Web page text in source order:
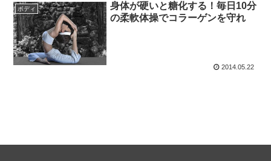
ボディ
身体が硬いと糖化する！毎日10分
の柔軟体操でコラーゲンを守れ
2014.05.22